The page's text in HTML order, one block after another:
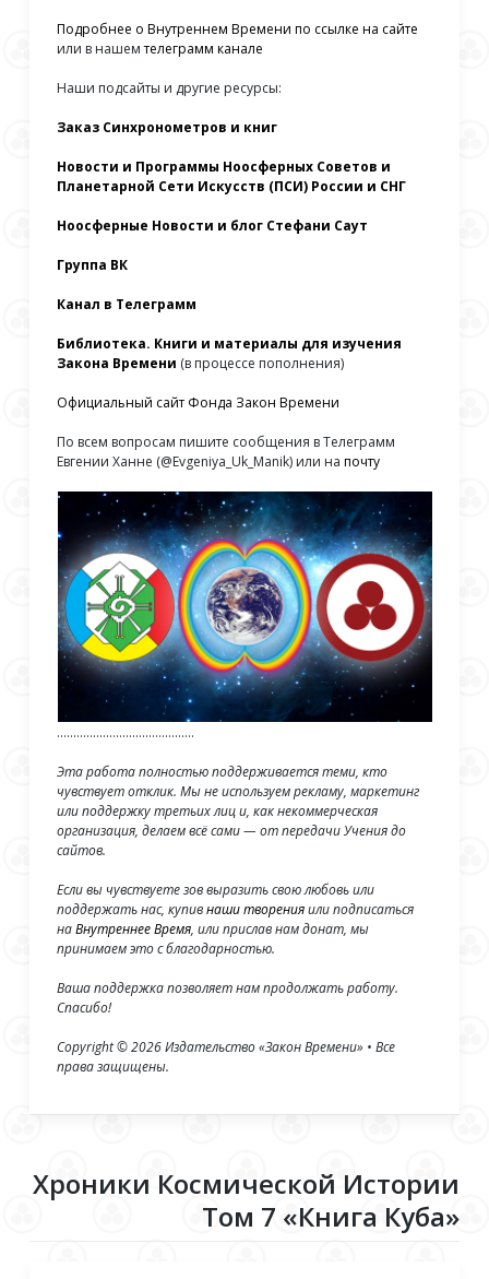
Подробнее о Внутреннем Времени по ссылке на сайте
или в нашемтелеграмм канале
Наши подсайты и другие ресурсы:
Заказ Синхронометров и книг
Новости и Программы Ноосферных Советов и
Планетарной Сети Искусств (ПСИ) России и СНГ
Ноосферные Новости и блог Стефани Саут
Группа ВК
Канал в Телеграмм
Библиотека. Книги и материалы для изучения
Закона Времени (в процессе пополнения)
Официальный сайт Фонда Закон Времени
По всем вопросам пишите сообщения в Телеграмм
Евгении Ханне (@Evgeniya_Uk_Manik) или напочту
……………………………………
Эта работа полностью поддерживается теми, кто
чувствует отклик. Мы не используем рекламу, маркетинг
или поддержку третьих лиц и, как некоммерческая
организация, делаем всё сами — от передачи Учения до
сайтов.
Если вы чувствуете зов выразить свою любовь или
поддержать нас, купивнаши творенияили подписаться
наВнутреннее Время, или прислав нам донат, мы
принимаем это с благодарностью.
Ваша поддержка позволяет нам продолжать работу.
Спасибо!
Copyright © 2026 Издательство «Закон Времени» • Все
права защищены.
Хроники Космической Истории
Том 7 «Книга Куба»